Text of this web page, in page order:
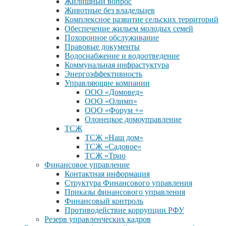
Животные без владельцев
Комплексное развитие сельских территорий
Обеспечение жильем молодых семей
Похоронное обслуживание
Правовые документы
Водоснабжение и водоотведение
Коммунальная инфрастуктура
Энергоэффективность
Управляющие компании
ООО «Домовед»
ООО «Олимп»
ООО «Форум +»
Олонецкое домоуправление
ТСЖ
ТСЖ «Наш дом»
ТСЖ «Садовое»
ТСЖ «Трио
Финансовое управление
Контактная информация
Структура Финансового управления
Приказы финансового управления
Финансовый контроль
Противодействие коррупции РФУ
Резерв управленческих кадров